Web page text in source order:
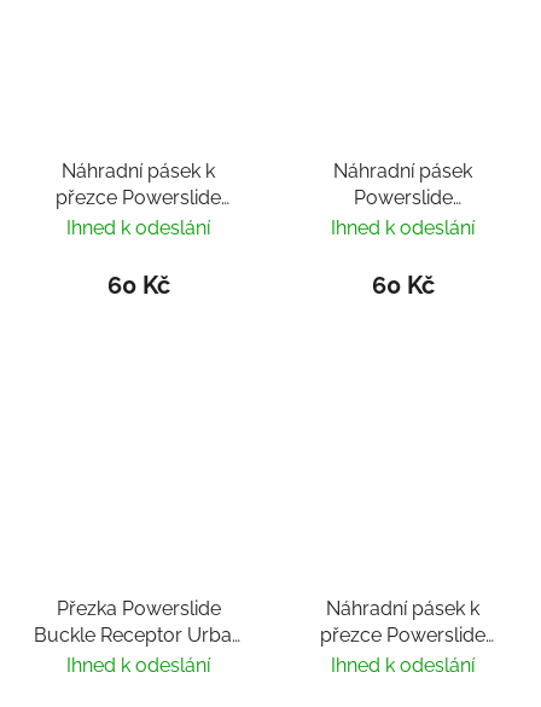
Náhradní pásek k
přezce Powerslide
Time 22cm
Ihned k odeslání
60 Kč
Náhradní pásek
Powerslide
Spider/Time Buckle
Ihned k odeslání
60 Kč
Přezka Powerslide
Buckle Receptor Urban
Skates
Ihned k odeslání
Náhradní pásek k
přezce Powerslide
Force 22cm
Ihned k odeslání